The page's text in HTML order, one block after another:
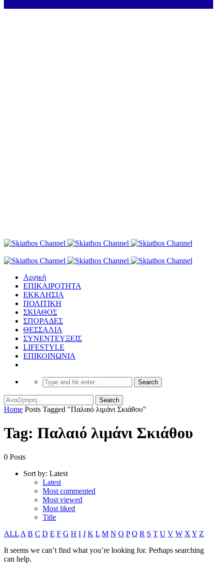
Αρχική
ΕΠΙΚΑΙΡΟΤΗΤΑ
ΕΚΚΛΗΣΙΑ
ΠΟΛΙΤΙΚΗ
ΣΚΙΑΘΟΣ
ΣΠΟΡΑΔΕΣ
ΘΕΣΣΑΛΙΑ
ΣΥΝΕΝΤΕΥΞΕΙΣ
LIFESTYLE
ΕΠΙΚΟΙΝΩΝΙΑ
Home Posts Tagged "Παλαιό λιμάνι Σκιάθου"
Tag: Παλαιό λιμάνι Σκιάθου
0 Posts
Sort by: Latest
Latest
Most commented
Most viewed
Most liked
Title
ALL A B C D E F G H I J K L M N O P Q R S T U V W X Y Z
It seems we can’t find what you’re looking for. Perhaps searching
can help.